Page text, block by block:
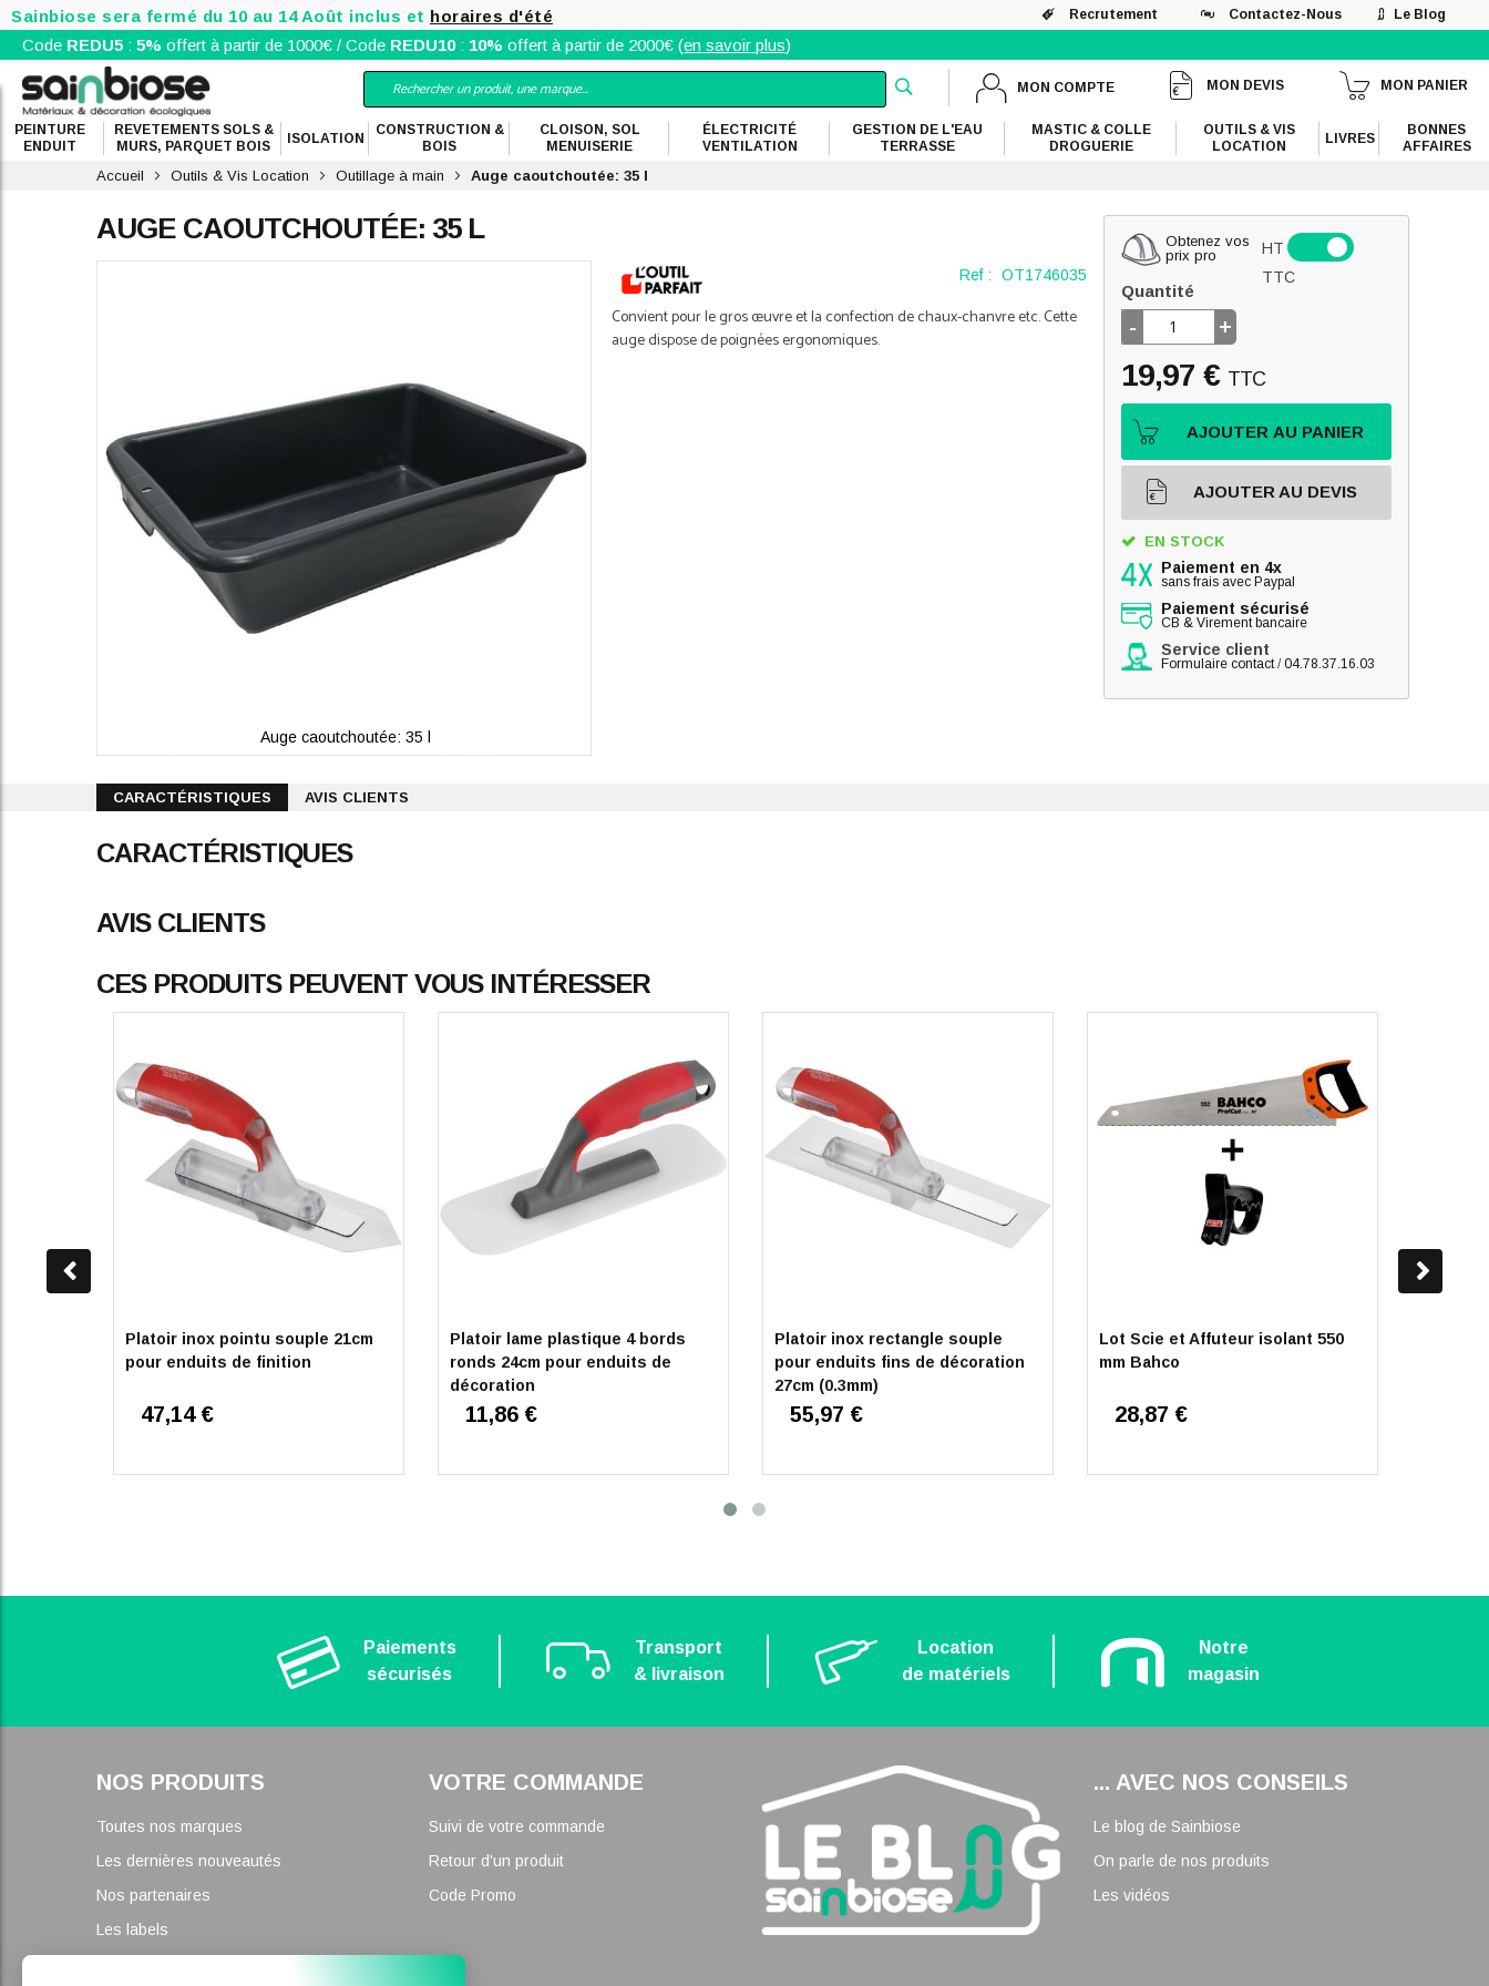
Sainbiose sera fermé du 10 au 14 Août inclus et horaires d'été Recrutement Contactez-Nous Le Blog
Code REDU5 :5% offert à partir de 1000€ / Code REDU10: 10% offert à partir de 2000€ (en savoir plus)
MON COMPTE MON DEVIS MON PANIER
PEINTURE
ENDUIT
REVETEMENTS SOLS &
MURS, PARQUET BOIS
ISOLATION
CONSTRUCTION &
BOIS
CLOISON, SOL
MENUISERIE
ÉLECTRICITÉ
VENTILATION
GESTION DE L'EAU
TERRASSE
MASTIC & COLLE
DROGUERIE
OUTILS & VIS
LOCATION
LIVRES
BONNES
AFFAIRES
Accueil Outils & Vis Location Outillage à main Auge caoutchoutée: 35 l
AUGE CAOUTCHOUTÉE: 35 L
Ref : OT1746035
Convient pour le gros œuvre et la confection de chaux-chanvre etc. Cette
auge dispose de poignées ergonomiques.
Auge caoutchoutée: 35 l
to
the
of
gallery
Obtenez vos
prix pro
HT
TTC
Quantité
- +
19,97 € TTC
AJOUTER AU PANIER
AJOUTER AU DEVIS
EN STOCK
Paiement en 4x
sans frais avec Paypal
Paiement sécurisé
CB & Virement bancaire
Service client
Formulaire contact/04.78.37.16.03
CARACTÉRISTIQUES AVIS CLIENTS
CARACTÉRISTIQUES
AVIS CLIENTS
CES PRODUITS PEUVENT VOUS INTÉRESSER
Platoir inox pointu souple 21cm
pour enduits de finition
47,14 €
Platoir lame plastique 4 bords
ronds 24cm pour enduits de
décoration
11,86 €
Platoir inox rectangle souple
pour enduits fins de décoration
27cm (0.3mm)
55,97 €
Lot Scie et Affuteur isolant 550
mm Bahco
28,87 €
Paiements
sécurisés
Transport
& livraison
Location
de matériels
Notre
magasin
NOS PRODUITS
Toutes nos marques
Les dernières nouveautés
Nos partenaires
Les labels
VOTRE COMMANDE
Suivi de votre commande
Retour d'un produit
Code Promo
... AVEC NOS CONSEILS
Le blog de Sainbiose
On parle de nos produits
Les vidéos